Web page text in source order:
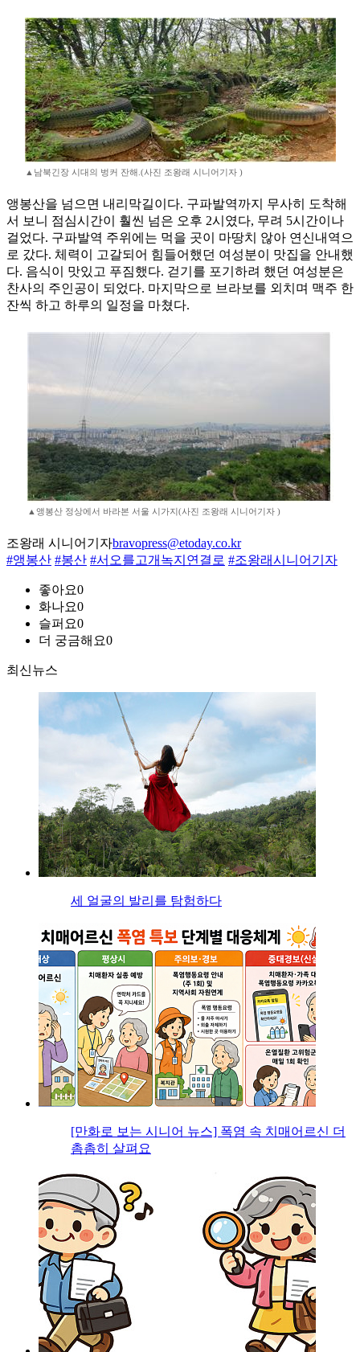
▲남북긴장 시대의 벙커 잔해.(사진 조왕래 시니어기자 )
앵봉산을 넘으면 내리막길이다. 구파발역까지 무사히 도착해
서 보니 점심시간이 훨씬 넘은 오후 2시였다, 무려 5시간이나
걸었다. 구파발역 주위에는 먹을 곳이 마땅치 않아 연신내역으
로 갔다. 체력이 고갈되어 힘들어했던 여성분이 맛집을 안내했
다. 음식이 맛있고 푸짐했다. 걷기를 포기하려 했던 여성분은
찬사의 주인공이 되었다. 마지막으로 브라보를 외치며 맥주 한
잔씩 하고 하루의 일정을 마쳤다.
▲앵봉산 정상에서 바라본 서울 시가지(사진 조왕래 시니어기자 )
조왕래 시니어기자bravopress@etoday.co.kr
#앵봉산 #봉산 #서오를고개녹지연결로 #조왕래시니어기자
좋아요0
화나요0
슬퍼요0
더 궁금해요0
최신뉴스
세 얼굴의 발리를 탐험하다
[만화로 보는 시니어 뉴스] 폭염 속 치매어르신 더
촘촘히 살펴요